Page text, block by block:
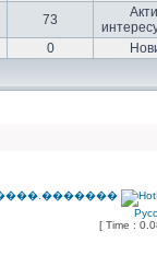
73
0
[ Time :